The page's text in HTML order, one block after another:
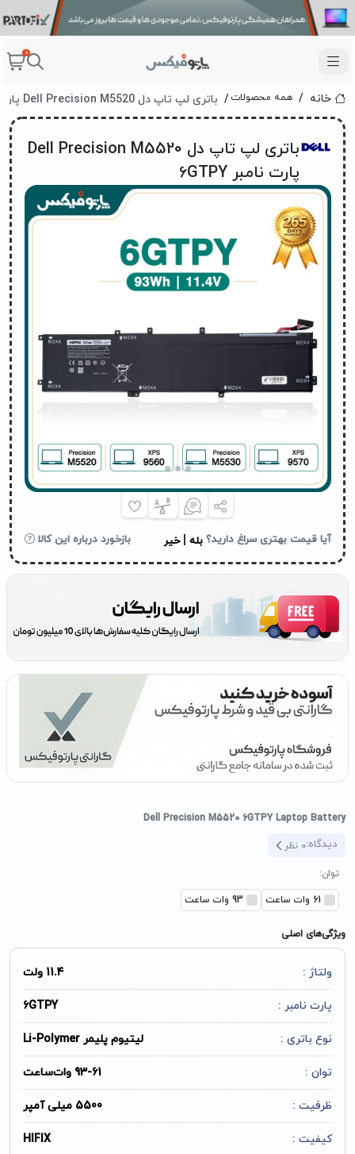
0
خانه همه محصولات باتری لپ تاپ دل Dell Precision M5520 پارت نامبر 6GTPY
Dell Precision M5520 6GTPY Laptop Battery
دیدگاه:0 نظر
توان:
61 وات ساعت 93 وات ساعت
ویژگی‌های اصلی
ولتاژ : 11.4 ولت
پارت نامبر : 6GTPY
نوع باتری : لیتیوم پلیمر Li-Polymer
توان : 93-61 وات‌ساعت
ظرفیت : 5500 میلی آمپر
کیفیت : HIFIX
باتری لپ تاپ دل Dell Precision M5520
پارت نامبر 6GTPY
آیا قیمت بهتری سراغ دارید؟ بله خیر بازخورد درباره این کالا